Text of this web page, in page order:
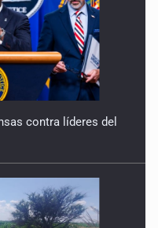
contra líderes del